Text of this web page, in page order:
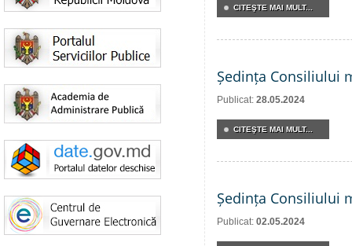
CITEŞTE MAI MULT...
Ședința Consiliului
Publicat: 28.05.2024
CITEŞTE MAI MULT...
Ședința Consiliului
Publicat: 02.05.2024